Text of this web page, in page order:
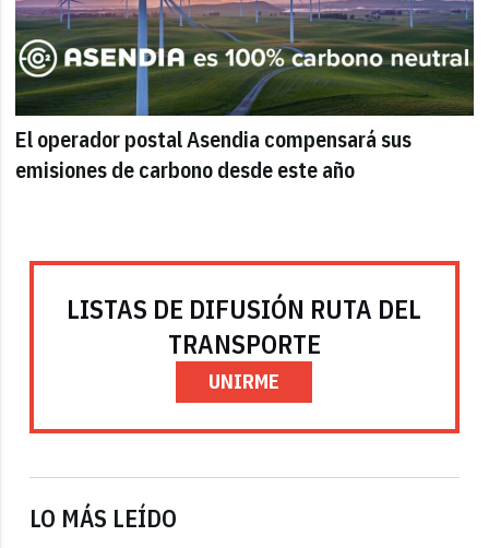
El operador postal Asendia compensará sus
emisiones de carbono desde este año
LISTAS DE DIFUSIÓN RUTA DEL
TRANSPORTE
UNIRME
LO MÁS LEÍDO